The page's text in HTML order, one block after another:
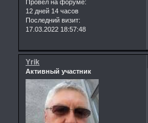
Провел на форуме:
12 дней 14 часов
Последний визит:
17.03.2022 18:57:48
Yrik
Активный участник